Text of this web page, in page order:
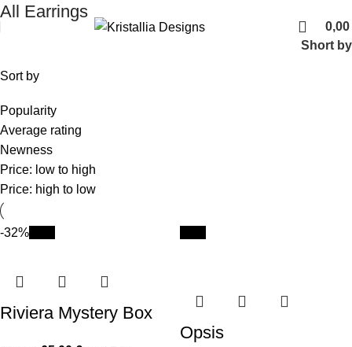
0,00
All Earrings
Short by
Sort by
Popularity
Average rating
Newness
Price: low to high
Price: high to low
-32%
Riviera Mystery Box
Opsis